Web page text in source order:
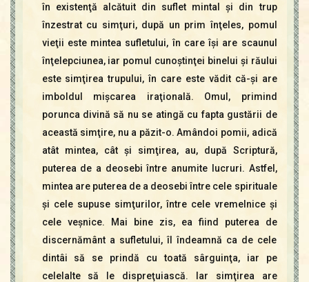
în existenţă alcătuit din suflet mintal şi din trup
înzestrat cu simţuri, după un prim înţeles, pomul
vieţii este mintea sufletului, în care îşi are scaunul
înţelepciunea, iar pomul cunoştinţei binelui şi răului
este simţirea trupului, în care este vădit că-şi are
imboldul mişcarea iraţională. Omul, primind
porunca divină să nu se atingă cu fapta gustării de
această simţire, nu a păzit-o. Amândoi pomii, adică
atât mintea, cât şi simţirea, au, după Scriptură,
puterea de a deosebi între anumite lucruri. Astfel,
mintea are puterea de a deosebi între cele spirituale
şi cele supuse simţurilor, între cele vremelnice şi
cele veşnice. Mai bine zis, ea fiind puterea de
discernământ a sufletului, îl îndeamnă ca de cele
dintâi să se prindă cu toată sârguinţa, iar pe
celelalte să le dispreţuiască. Iar simţirea are